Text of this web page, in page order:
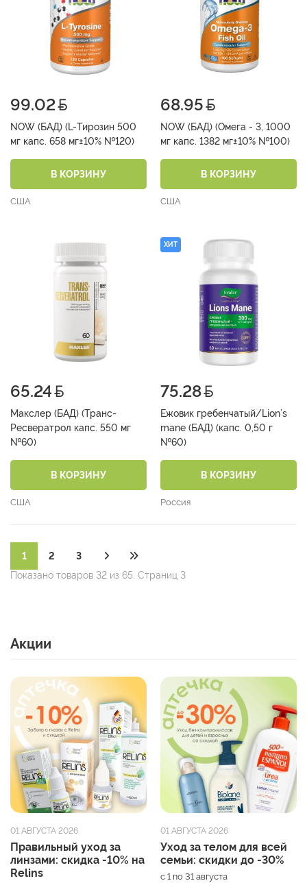
99.02
NOW (БАД) (L-Тирозин 500
мг капс. 658 мг±10% №120)
В КОРЗИНУ
США
68.95
NOW (БАД) (Омега - 3, 1000
мг капс. 1382 мг±10% №100)
В КОРЗИНУ
США
65.24
Макслер (БАД) (Транс-
Ресвератрол капс. 550 мг
№60)
В КОРЗИНУ
США
ХИТ
75.28
Ежовик гребенчатый/Lion’s
mane (БАД) (капс. 0,50 г
№60)
В КОРЗИНУ
Россия
1 2
3
Показано товаров 32 из 65. Страниц 3
Акции
01 АВГУСТА 2026
Правильный уход за
линзами: скидка -10% на
Relins
01 АВГУСТА 2026
Уход за телом для всей
семьи: скидки до -30%
с 1 по 31 августа